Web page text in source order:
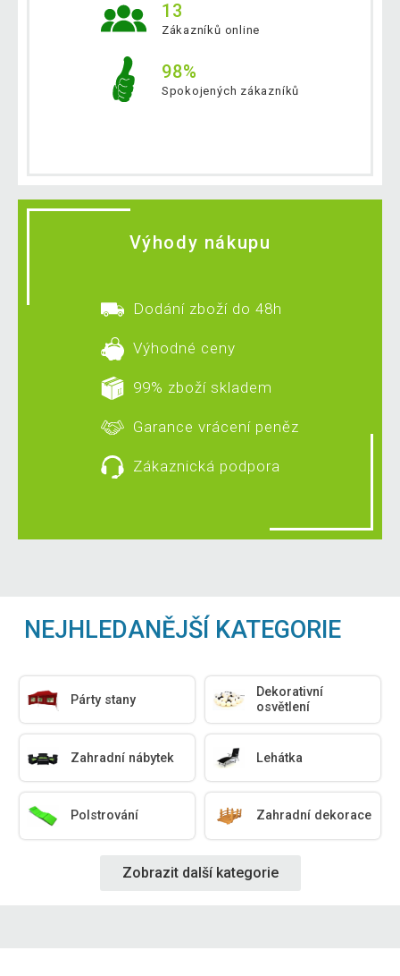
13
Zákazníků online
98%
Spokojených zákazníků
Výhody nákupu
Dodání zboží do 48h
Výhodné ceny
99% zboží skladem
Garance vrácení peněz
Zákaznická podpora
NEJHLEDANĚJŠÍ KATEGORIE
Párty stany
Dekorativní
osvětlení
Zahradní nábytek Lehátka
Polstrování Zahradní dekorace
Zobrazit další kategorie